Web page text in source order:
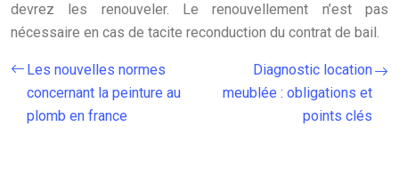
devrez les renouveler. Le renouvellement n’est pas
nécessaire en cas de tacite reconduction du contrat de bail.
Les nouvelles normes
concernant la peinture au
plomb en france
Diagnostic location
meublée : obligations et
points clés